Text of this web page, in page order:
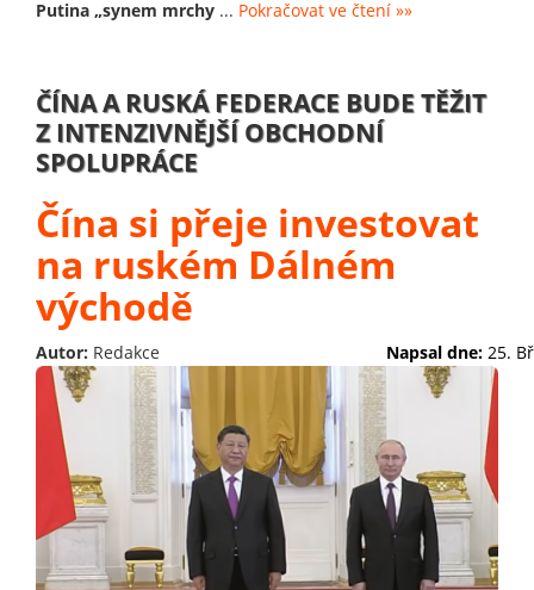
Putina „synem mrchy ... Pokračovat ve čtení »»
ČÍNA A RUSKÁ FEDERACE BUDE TĚŽIT
Z INTENZIVNĚJŠÍ OBCHODNÍ
SPOLUPRÁCE
Čína si přeje investovat
na ruském Dálném
východě
Autor: Redakce Napsal dne: 25.